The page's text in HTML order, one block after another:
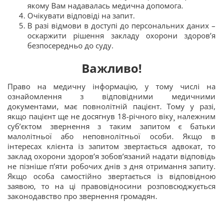
якому Вам надавалась медична допомога.
Очікувати відповіді на запит.
В разі відмови в доступі до персональних даних –
оскаржити рішення закладу охорони здоров’я
безпосередньо до суду.
Важливо!
Право на медичну інформацію, у тому числі на
ознайомлення з відповідними медичними
документами, має повнолітній пацієнт. Тому у разі,
якщо пацієнт ще не досягнув 18-річного віку¸ належним
суб’єктом звернення з таким запитом є батьки
малолітньої або неповнолітньої особи. Якщо в
інтересах клієнта із запитом звертається адвокат, то
заклад охорони здоров’я зобов’язаний надати відповідь
не пізніше п’яти робочих днів з дня отримання запиту.
Якщо особа самостійно звертається із відповідною
заявою, то на ці правовідносини розповсюджується
законодавство про звернення громадян.